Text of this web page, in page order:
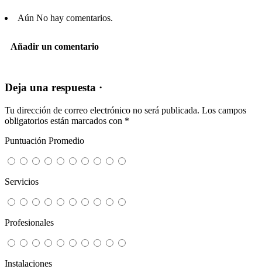
Aún No hay comentarios.
Añadir un comentario
Deja una respuesta ·
Tu dirección de correo electrónico no será publicada. Los campos
obligatorios están marcados con *
Puntuación Promedio
Servicios
Profesionales
Instalaciones